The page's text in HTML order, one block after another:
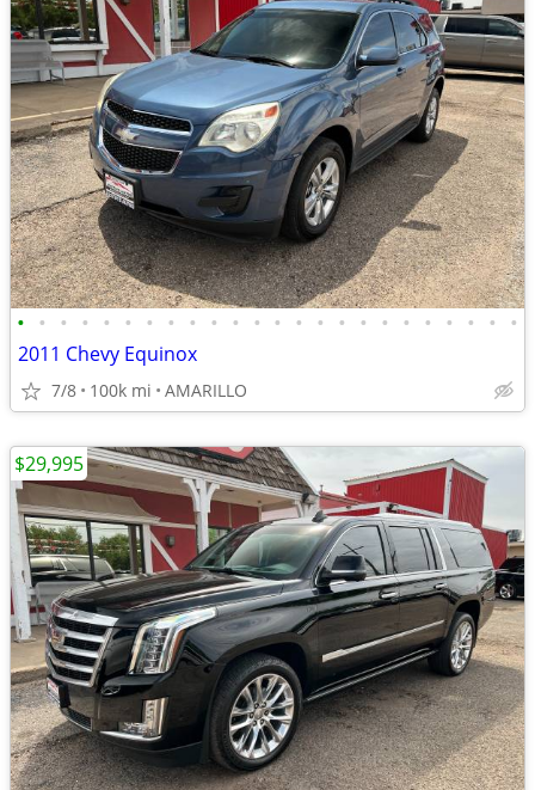
• • • • • • • • • • • • • • • • • • • • • • • •
2011 Chevy Equinox
7/8 100k mi AMARILLO
$29,995